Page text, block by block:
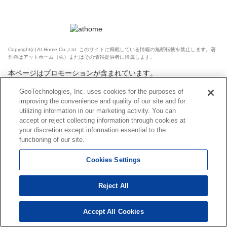
Copyright(c) At Home Co.,Ltd. このサイトに掲載している情報の無断転載を禁止します。著
作権はアットホーム（株）またはその情報提供者に帰属します。
本ページはプロモーションが含まれています。
GeoTechnologies, Inc. uses cookies for the purposes of
improving the convenience and quality of our site and for
utilizing information in our marketing activity. You can
accept or reject collecting information through cookies at
your discretion except information essential to the
functioning of our site.
Cookies Settings
Reject All
Accept All Cookies